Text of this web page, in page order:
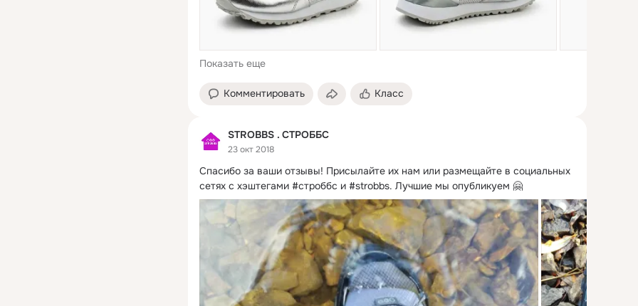
Показать еще
Комментировать Класс
STROBBS . СТРОББС
23 окт 2018
Спасибо за ваши отзывы! Присылайте их нам или размещайте в социальных
сетях с хэштегами #строббс и #strobbs. Лучшие мы опубликуем 🤗